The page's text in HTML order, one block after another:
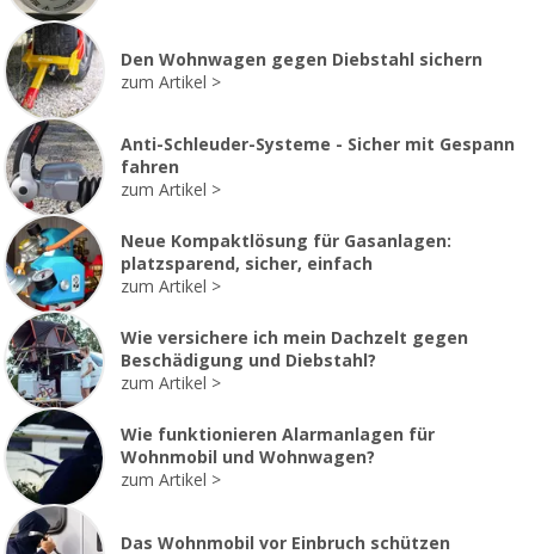
Den Wohnwagen gegen Diebstahl sichern
zum Artikel
Anti-Schleuder-Systeme - Sicher mit Gespann
fahren
zum Artikel
Neue Kompaktlösung für Gasanlagen:
platzsparend, sicher, einfach
zum Artikel
Wie versichere ich mein Dachzelt gegen
Beschädigung und Diebstahl?
zum Artikel
Wie funktionieren Alarmanlagen für
Wohnmobil und Wohnwagen?
zum Artikel
Das Wohnmobil vor Einbruch schützen